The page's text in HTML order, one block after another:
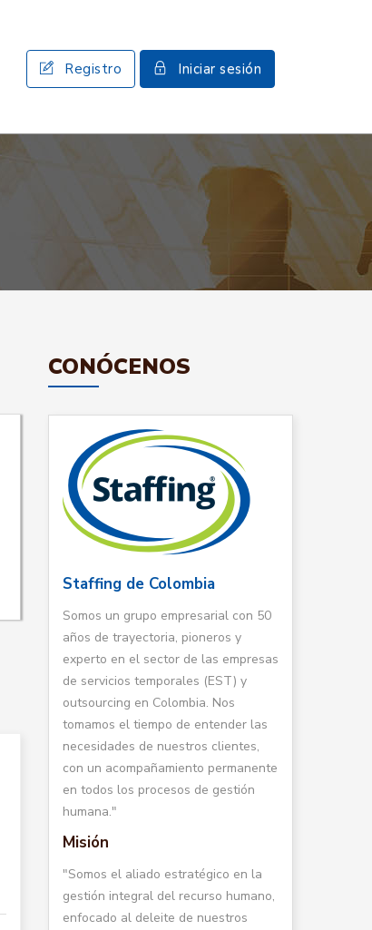
Registro Iniciar sesión
CONÓCENOS
Staffing de Colombia
Somos un grupo empresarial con 50
años de trayectoria, pioneros y
experto en el sector de las empresas
de servicios temporales (EST) y
outsourcing en Colombia. Nos
tomamos el tiempo de entender las
necesidades de nuestros clientes,
con un acompañamiento permanente
en todos los procesos de gestión
humana."
Misión
"Somos el aliado estratégico en la
gestión integral del recurso humano,
enfocado al deleite de nuestros